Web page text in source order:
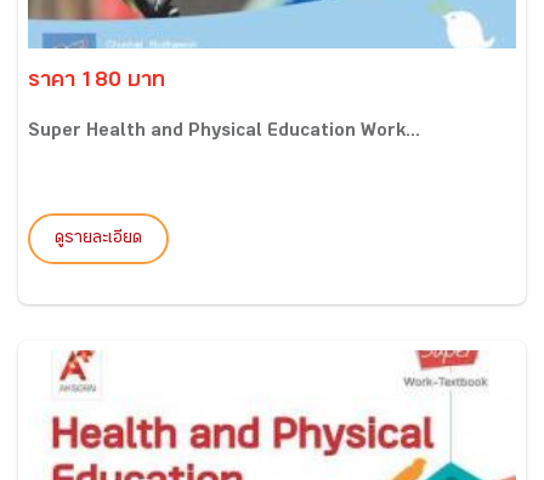
ราคา 180 บาท
Super Health and Physical Education Work...
ดูรายละเอียด